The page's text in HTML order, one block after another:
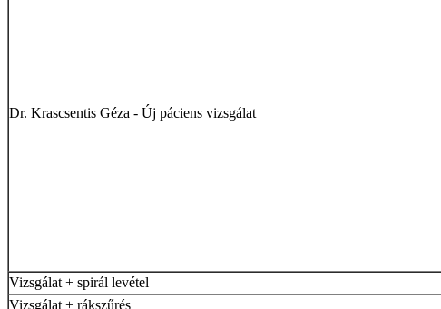
Dr. Krascsentis Géza - Új páciens vizsgálat
Vizsgálat + spirál levétel
Vizsgálat + rákszűrés